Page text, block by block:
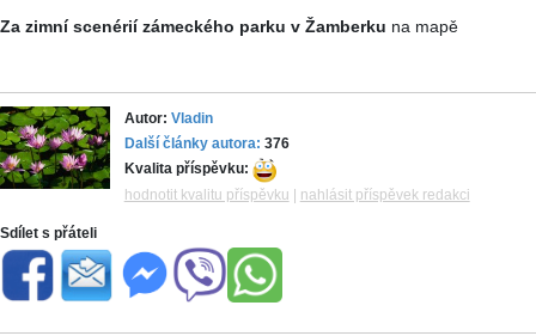
Za zimní scenérií zámeckého parku v Žamberku na mapě
Autor: Vladin
Další články autora: 376
Kvalita příspěvku:
hodnotit kvalitu příspěvku
nahlásit příspěvek redakci
Sdílet s přáteli